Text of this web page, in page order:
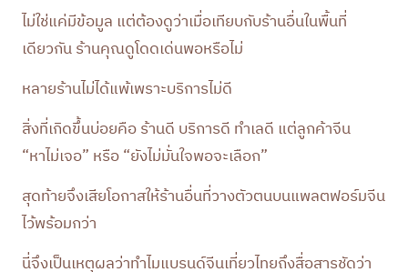
ไม่ใช่แค่มีข้อมูล แต่ต้องดูว่าเมื่อเทียบกับร้านอื่นในพื้นที่
เดียวกัน ร้านคุณดูโดดเด่นพอหรือไม่
หลายร้านไม่ได้แพ้เพราะบริการไม่ดี
สิ่งที่เกิดขึ้นบ่อยคือ ร้านดี บริการดี ทำเลดี แต่ลูกค้าจีน
“หาไม่เจอ” หรือ “ยังไม่มั่นใจพอจะเลือก”
สุดท้ายจึงเสียโอกาสให้ร้านอื่นที่วางตัวตนบนแพลตฟอร์มจีน
ไว้พร้อมกว่า
นี่จึงเป็นเหตุผลว่าทำไมแบรนด์จีนเที่ยวไทยถึงสื่อสารชัดว่า